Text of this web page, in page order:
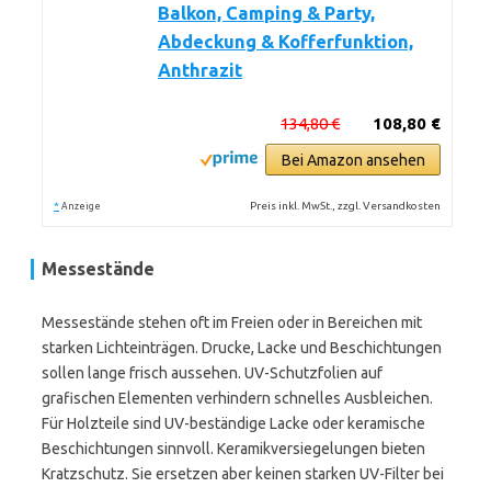
Balkon, Camping & Party,
Abdeckung & Kofferfunktion,
Anthrazit
108,80 €
134,80 €
Bei Amazon ansehen
* Anzeige Preis inkl. MwSt., zzgl. Versandkosten
Messestände
Messestände stehen oft im Freien oder in Bereichen mit
starken Lichteinträgen. Drucke, Lacke und Beschichtungen
sollen lange frisch aussehen. UV-Schutzfolien auf
grafischen Elementen verhindern schnelles Ausbleichen.
Für Holzteile sind UV-beständige Lacke oder keramische
Beschichtungen sinnvoll. Keramikversiegelungen bieten
Kratzschutz. Sie ersetzen aber keinen starken UV-Filter bei